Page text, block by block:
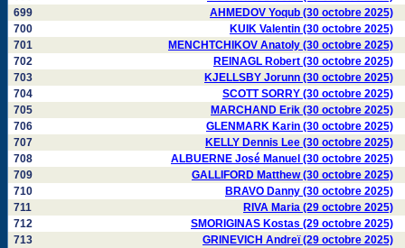
699
AHMEDOV Yoqub (30 octobre 2025)
700
KUIK Valentin (30 octobre 2025)
701
MENCHTCHIKOV Anatoly (30 octobre 2025)
702
REINAGL Robert (30 octobre 2025)
703
KJELLSBY Jorunn (30 octobre 2025)
704
SCOTT SORRY (30 octobre 2025)
705
MARCHAND Erik (30 octobre 2025)
706
GLENMARK Karin (30 octobre 2025)
707
KELLY Dennis Lee (30 octobre 2025)
708
ALBUERNE José Manuel (30 octobre 2025)
709
GALLIFORD Matthew (30 octobre 2025)
710
BRAVO Danny (30 octobre 2025)
711
RIVA Maria (29 octobre 2025)
712
SMORIGINAS Kostas (29 octobre 2025)
713
GRINEVICH Andreï (29 octobre 2025)